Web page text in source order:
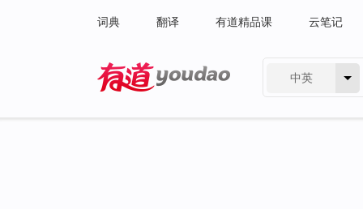
词典 翻译 有道精品课 云笔记
中英